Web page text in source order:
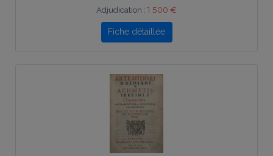
Adjudication : 1 500 €
Fiche détaillée